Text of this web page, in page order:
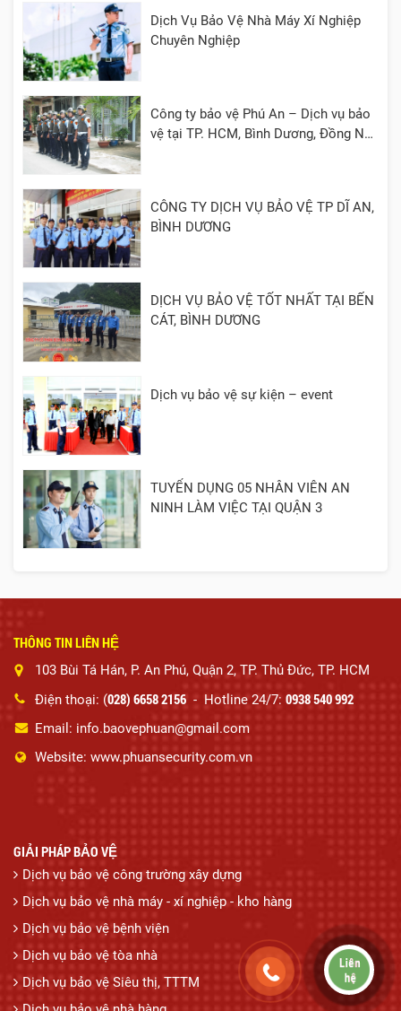
Dịch Vụ Bảo Vệ Nhà Máy Xí Nghiệp
Chuyên Nghiệp
Công ty bảo vệ Phú An – Dịch vụ bảo
vệ tại TP. HCM, Bình Dương, Đồng Nai,
CÔNG TY DỊCH VỤ BẢO VỆ TP DĨ AN,
BÌNH DƯƠNG
DỊCH VỤ BẢO VỆ TỐT NHẤT TẠI BẾN
CÁT, BÌNH DƯƠNG
Dịch vụ bảo vệ sự kiện – event
TUYỂN DỤNG 05 NHÂN VIÊN AN
NINH LÀM VIỆC TẠI QUẬN 3
THÔNG TIN LIÊN HỆ
103 Bùi Tá Hán, P. An Phú, Quận 2, TP. Thủ Đức, TP. HCM
Điện thoại: (028) 6658 2156 - Hotline 24/7: 0938 540 992
Email: info.baovephuan@gmail.com
Website: www.phuansecurity.com.vn
GIẢI PHÁP BẢO VỆ
Dịch vụ bảo vệ công trường xây dựng
Dịch vụ bảo vệ nhà máy - xí nghiệp - kho hàng
Dịch vụ bảo vệ bệnh viện
Dịch vụ bảo vệ tòa nhà
Dịch vụ bảo vệ Siêu thị, TTTM